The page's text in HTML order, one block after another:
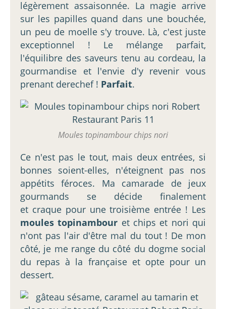
légèrement assaisonnée. La magie arrive
sur les papilles quand dans une bouchée,
un peu de moelle s'y trouve. Là, c'est juste
exceptionnel ! Le mélange parfait,
l'équilibre des saveurs tenu au cordeau, la
gourmandise et l'envie d'y revenir vous
prenant derechef ! Parfait.
Moules topinambour chips nori
Ce n'est pas le tout, mais deux entrées, si
bonnes soient-elles, n'éteignent pas nos
appétits féroces. Ma camarade de jeux
gourmands se décide finalement
et craque pour une troisième entrée ! Les
moules topinambour et chips et nori qui
n'ont pas l'air d'être mal du tout ! De mon
côté, je me range du côté du dogme social
du repas à la française et opte pour un
dessert.